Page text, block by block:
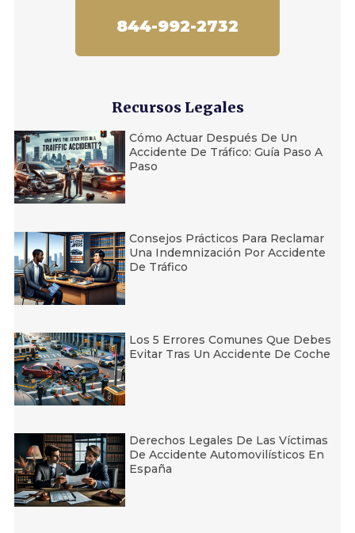
844-992-2732
Recursos Legales
Cómo Actuar Después De Un
Accidente De Tráfico: Guía Paso A
Paso
Consejos Prácticos Para Reclamar
Una Indemnización Por Accidente
De Tráfico
Los 5 Errores Comunes Que Debes
Evitar Tras Un Accidente De Coche
Derechos Legales De Las Víctimas
De Accidente Automovilísticos En
España